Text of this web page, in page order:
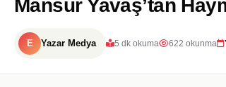
Mansur Yavaş’tan
E Yazar Medya 5 dk okuma 622 okunma